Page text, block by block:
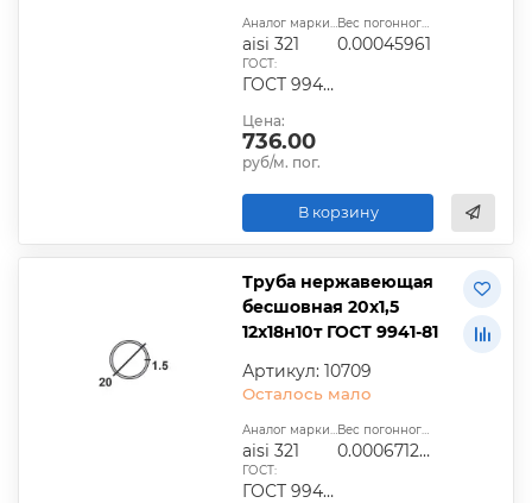
Аналог марки стали:
aisi 321
Вес погонного метра, т.:
0.00045961
ГОСТ:
ГОСТ 9940-81, ГОСТ 9941-81, ГОСТ 24030-80, ГОСТ 10498-82
Цена:
736.00
руб/м. пог.
В корзину
Труба нержавеющая
бесшовная 20х1,5
12х18н10т ГОСТ 9941-81
Артикул: 10709
Осталось мало
Аналог марки стали:
aisi 321
Вес погонного метра, т.:
0.0006712725
ГОСТ:
ГОСТ 9940-81, ГОСТ 9941-81, ГОСТ 24030-80, ГОСТ 10498-82